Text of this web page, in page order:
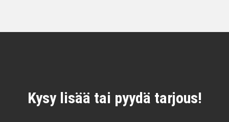
Kysy lisää tai pyydä tarjous!